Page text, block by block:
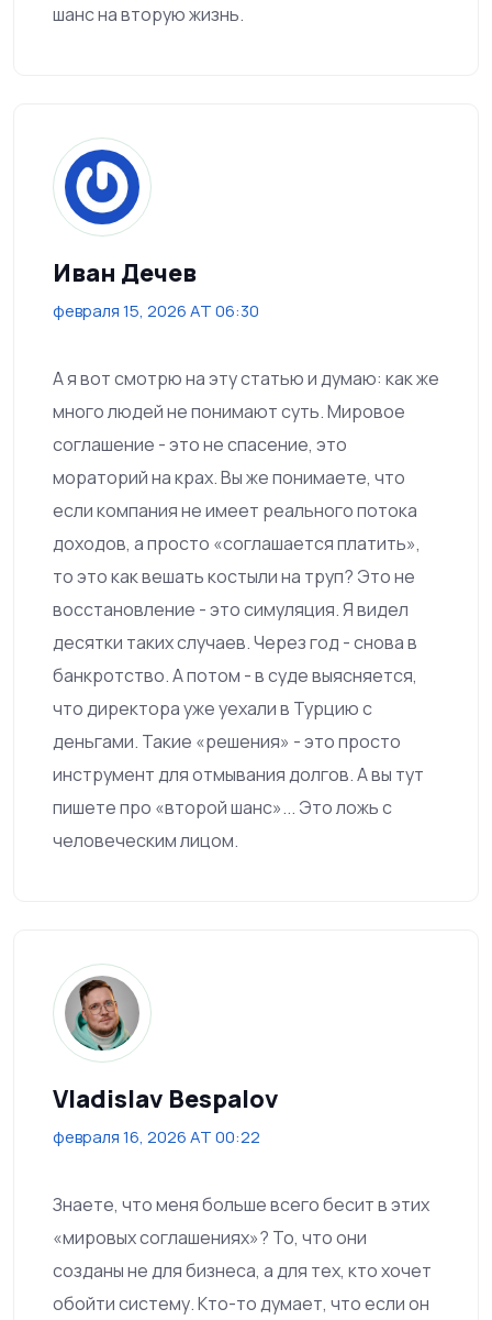
шанс на вторую жизнь.
Иван Дечев
февраля 15, 2026 AT 06:30
А я вот смотрю на эту статью и думаю: как же
много людей не понимают суть. Мировое
соглашение - это не спасение, это
мораторий на крах. Вы же понимаете, что
если компания не имеет реального потока
доходов, а просто «соглашается платить»,
то это как вешать костыли на труп? Это не
восстановление - это симуляция. Я видел
десятки таких случаев. Через год - снова в
банкротство. А потом - в суде выясняется,
что директора уже уехали в Турцию с
деньгами. Такие «решения» - это просто
инструмент для отмывания долгов. А вы тут
пишете про «второй шанс»... Это ложь с
человеческим лицом.
Vladislav Bespalov
февраля 16, 2026 AT 00:22
Знаете, что меня больше всего бесит в этих
«мировых соглашениях»? То, что они
созданы не для бизнеса, а для тех, кто хочет
обойти систему. Кто-то думает, что если он